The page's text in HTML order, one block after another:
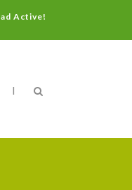
Active!
|